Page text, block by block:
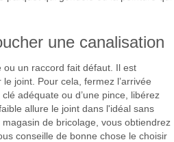
une canalisation
un raccord fait défaut. Il est
joint. Pour cela, fermez l’arrivée
adéquate ou d’une pince, libérez
allure le joint dans l'idéal sans
magasin de bricolage, vous obtiendrez
conseille de bonne chose le choisir